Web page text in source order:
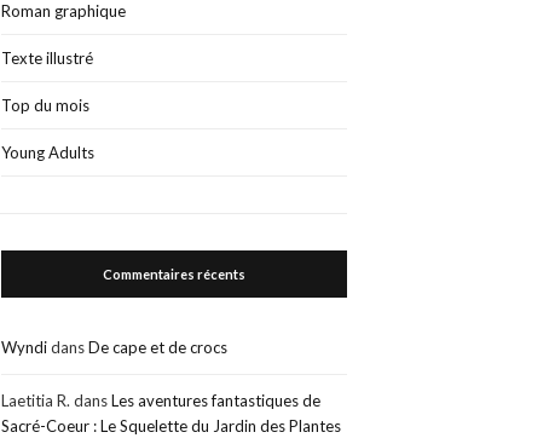
Roman graphique
Texte illustré
Top du mois
Young Adults
Commentaires récents
WyndidansDe cape et de crocs
Laetitia R. dansLes aventures fantastiques de
Sacré-Coeur : Le Squelette du Jardin des Plantes